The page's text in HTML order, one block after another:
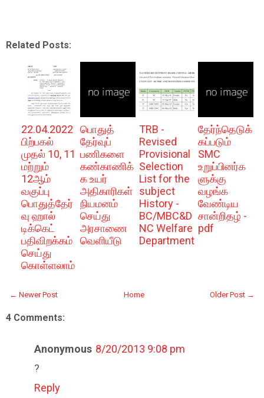
Related Posts:
22.04.2022
பிற்பகல்
முதல் 10, 11
மற்றும்
12ஆம்
வகுப்பு
பொதுத்தேர்
வு ஹால்
டிக்கெட்
பதிவிறக்கம்
செய்து
கொள்ளலாம்
பொதுத்
தேர்வுப்
பணிகளை
கண்காணிக்
க உயர்
அதிகாரிகள்
நியமனம்
செய்து
அரசாணை
வெளியீடு
TRB -
Revised
Provisional
Selection
List for the
subject
History -
BC/MBC&D
NC Welfare
Department
தேர்ந்தெடுக்
கப்படும்
SMC
உறுப்பினர்க
ளுக்கு
வழங்க
வேண்டிய
சான்றிதழ் -
pdf
← Newer Post Older Post →
Home
4 Comments:
Anonymous 8/20/2013 9:08 pm
?
Reply